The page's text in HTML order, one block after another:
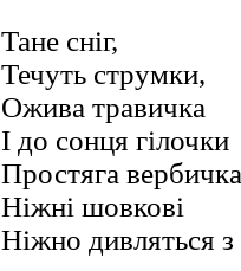
Тане сніг,
Течуть струмки,
Ожива травичка
І до сонця гілочки
Простяга
Ніжні шовкові
Ніжно дивляться з